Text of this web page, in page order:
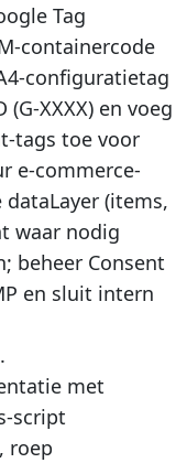
Tag
containercode
configuratietag
XXXX) en voeg
tags toe voor
e-commerce-
(items,
waar nodig
beheer Consent
en sluit intern
met
script
roep